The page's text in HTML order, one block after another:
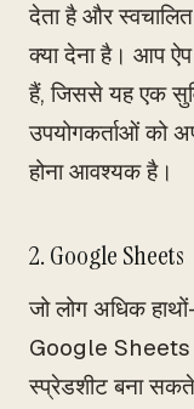
देता है और
क्या देना है। आप
हैं, जिससे यह एक
उपयोगकर्ताओं को
होना आवश्यक है।
2. Google Sheets
जो लोग अधिक
Google Sheets
स्प्रेडशीट बना